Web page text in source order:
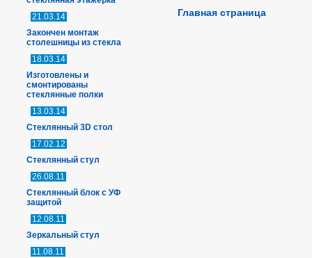
21.03.14
Закончен монтаж
столешницы из стекла
18.03.14
Изготовлены и
смонтированы
стеклянные полки
13.03.14
Стеклянный 3D стол
17.02.12
Стеклянный стул
26.08.11
Стеклянный блок с УФ
защитой
12.08.11
Зеркальный стул
11.08.11
Главная страница